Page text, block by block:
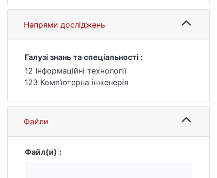
В процесі роботи були обрані електронні
компоненти, розроблена загальна схема
пристрою та був проведений аналіз
можливими подальшими
вдосконаленнями, ризиками в сфері
безпечності користування та розробки
Напрями досліджень
Галузі знань та спеціальності :
12 Інформаційні технології
123 Комп’ютерна інженерія
Файли
Файл(и) :